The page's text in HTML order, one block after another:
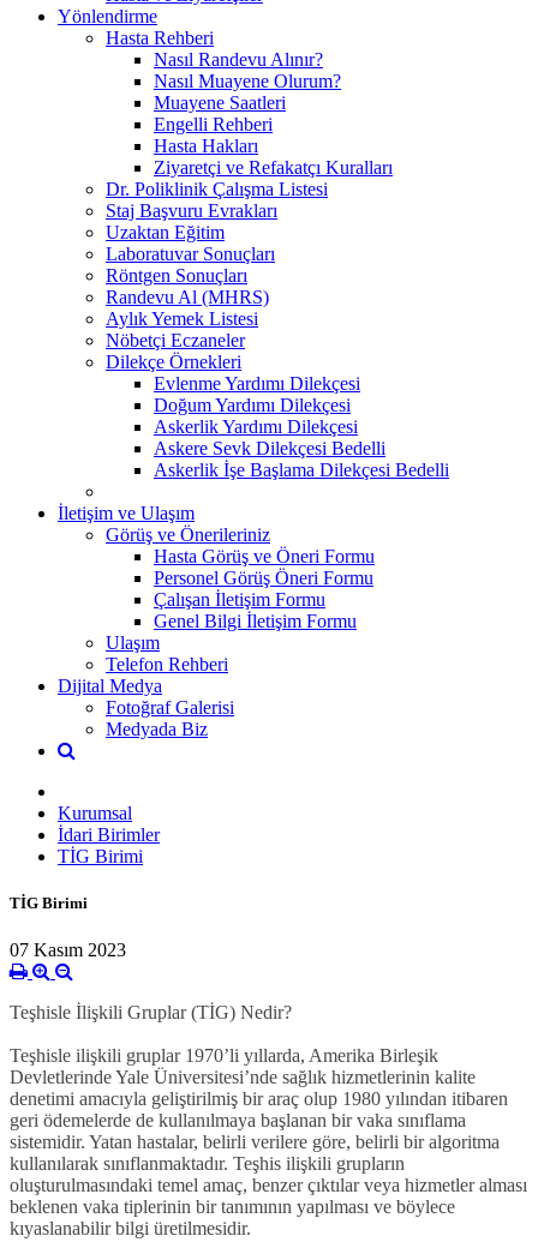
Yönlendirme
Hasta Rehberi
Nasıl Randevu Alınır?
Nasıl Muayene Olurum?
Muayene Saatleri
Engelli Rehberi
Hasta Hakları
Ziyaretçi ve Refakatçı Kuralları
Dr. Poliklinik Çalışma Listesi
Staj Başvuru Evrakları
Uzaktan Eğitim
Laboratuvar Sonuçları
Röntgen Sonuçları
Randevu Al (MHRS)
Aylık Yemek Listesi
Nöbetçi Eczaneler
Dilekçe Örnekleri
Evlenme Yardımı Dilekçesi
Doğum Yardımı Dilekçesi
Askerlik Yardımı Dilekçesi
Askere Sevk Dilekçesi Bedelli
Askerlik İşe Başlama Dilekçesi Bedelli
İletişim ve Ulaşım
Görüş ve Önerileriniz
Hasta Görüş ve Öneri Formu
Personel Görüş Öneri Formu
Çalışan İletişim Formu
Genel Bilgi İletişim Formu
Ulaşım
Telefon Rehberi
Dijital Medya
Fotoğraf Galerisi
Medyada Biz
Kurumsal
İdari Birimler
TİG Birimi
TİG Birimi
07 Kasım 2023
Teşhisle İlişkili Gruplar (TİG) Nedir?
Teşhisle ilişkili gruplar 1970’li yıllarda, Amerika Birleşik
Devletlerinde Yale Üniversitesi’nde sağlık hizmetlerinin kalite
denetimi amacıyla geliştirilmiş bir araç olup 1980 yılından itibaren
geri ödemelerde de kullanılmaya başlanan bir vaka sınıflama
sistemidir. Yatan hastalar, belirli verilere göre, belirli bir algoritma
kullanılarak sınıflanmaktadır. Teşhis ilişkili grupların
oluşturulmasındaki temel amaç, benzer çıktılar veya hizmetler alması
beklenen vaka tiplerinin bir tanımının yapılması ve böylece
kıyaslanabilir bilgi üretilmesidir.